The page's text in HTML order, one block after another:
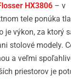
HX3806 – v
tele ponúka
je výkon, za ktorý
stolové modely.
a veľmi
priestorov je